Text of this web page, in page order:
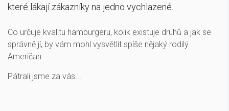
které lákají zákazníky na jedno vychlazené.
Co určuje kvalitu hamburgeru, kolik existuje druhů a jak se
správně jí, by vám mohl vysvětlit spíše nějaký rodilý
Američan.
Pátrali jsme za vás...